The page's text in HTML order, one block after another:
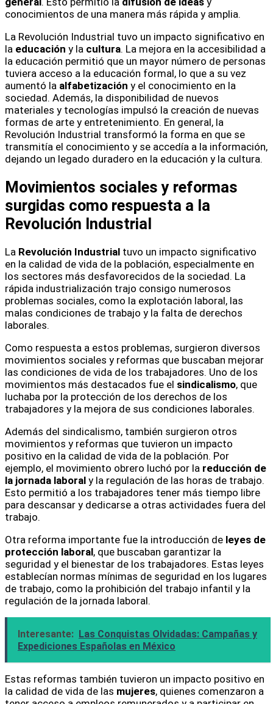
conocimientos de una manera más rápida y amplia.
La Revolución Industrial tuvo un impacto significativo en
la educación y la cultura. La mejora en la accesibilidad a
la educación permitió que un mayor número de personas
tuviera acceso a la educación formal, lo que a su vez
aumentó la alfabetización y el conocimiento en la
sociedad. Además, la disponibilidad de nuevos
materiales y tecnologías impulsó la creación de nuevas
formas de arte y entretenimiento. En general, la
Revolución Industrial transformó la forma en que se
transmitía el conocimiento y se accedía a la información,
dejando un legado duradero en la educación y la cultura.
Movimientos sociales y reformas
surgidas como respuesta a la
Revolución Industrial
La Revolución Industrial tuvo un impacto significativo
en la calidad de vida de la población, especialmente en
los sectores más desfavorecidos de la sociedad. La
rápida industrialización trajo consigo numerosos
problemas sociales, como la explotación laboral, las
malas condiciones de trabajo y la falta de derechos
laborales.
Como respuesta a estos problemas, surgieron diversos
movimientos sociales y reformas que buscaban mejorar
las condiciones de vida de los trabajadores. Uno de los
movimientos más destacados fue el sindicalismo, que
luchaba por la protección de los derechos de los
trabajadores y la mejora de sus condiciones laborales.
Además del sindicalismo, también surgieron otros
movimientos y reformas que tuvieron un impacto
positivo en la calidad de vida de la población. Por
ejemplo, el movimiento obrero luchó por la reducción de
la jornada laboral y la regulación de las horas de trabajo.
Esto permitió a los trabajadores tener más tiempo libre
para descansar y dedicarse a otras actividades fuera del
trabajo.
Otra reforma importante fue la introducción de leyes de
protección laboral, que buscaban garantizar la
seguridad y el bienestar de los trabajadores. Estas leyes
establecían normas mínimas de seguridad en los lugares
de trabajo, como la prohibición del trabajo infantil y la
regulación de la jornada laboral.
Interesante: Las Conquistas Olvidadas: Campañas y
Expediciones Españolas en México
Estas reformas también tuvieron un impacto positivo en
la calidad de vida de las mujeres, quienes comenzaron a